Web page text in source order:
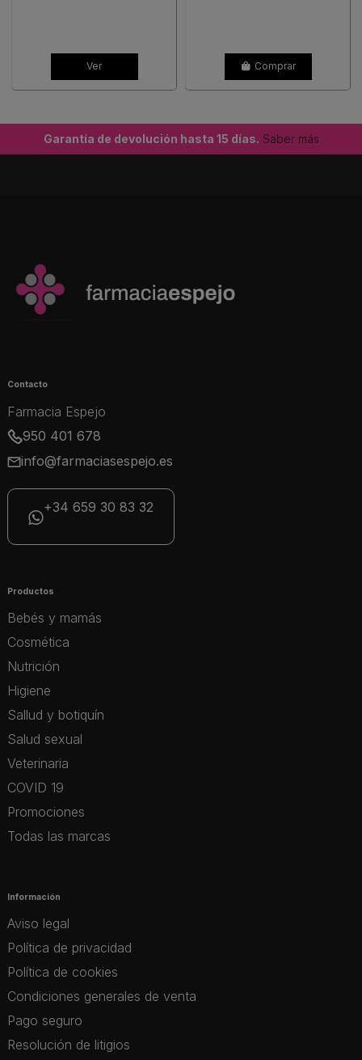
Ver Comprar
Garantía de devolución hasta 15 días. Saber más
Contacto
Farmacia Espejo
950 401 678
info@farmaciasespejo.es
+34 659 30 83 32
Productos
Bebés y mamás
Cosmética
Nutrición
Higiene
Sallud y botiquín
Salud sexual
Veterinaria
COVID 19
Promociones
Todas las marcas
Información
Aviso legal
Política de privacidad
Política de cookies
Condiciones generales de venta
Pago seguro
Resolución de litigios